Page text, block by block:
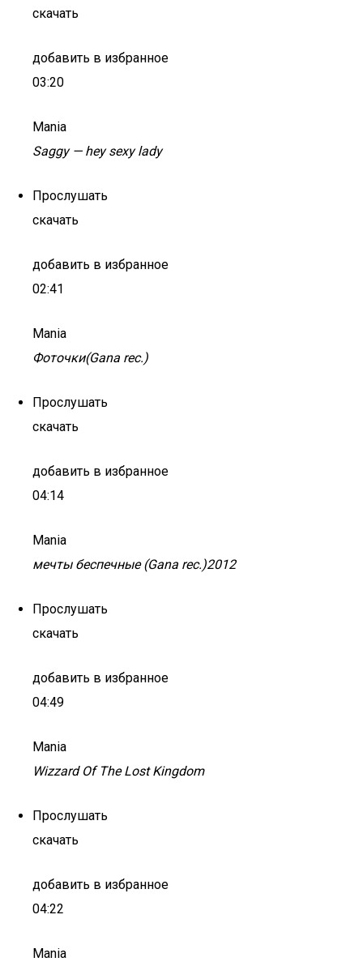
скачать
добавить в избранное
03:20
Mania
Saggy — hey sexy lady
Прослушать
скачать
добавить в избранное
02:41
Mania
Фоточки(Gana rec.)
Прослушать
скачать
добавить в избранное
04:14
Mania
мечты беспечные (Gana rec.)2012
Прослушать
скачать
добавить в избранное
04:49
Mania
Wizzard Of The Lost Kingdom
Прослушать
скачать
добавить в избранное
04:22
Mania